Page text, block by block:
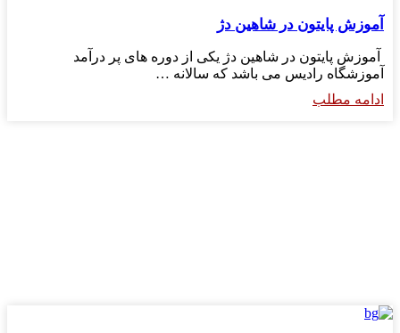
آموزش پایتون در شاهین دژ
آموزش پایتون در شاهین دژ یکی از دوره های پر درآمد
آموزشگاه رادیس می باشد که سالانه …
ادامه مطلب